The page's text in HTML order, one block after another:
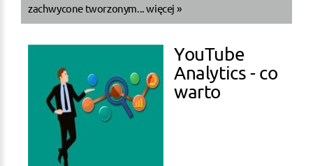
zachwycone tworzonym...więcej »
YouTube
Analytics - co
warto